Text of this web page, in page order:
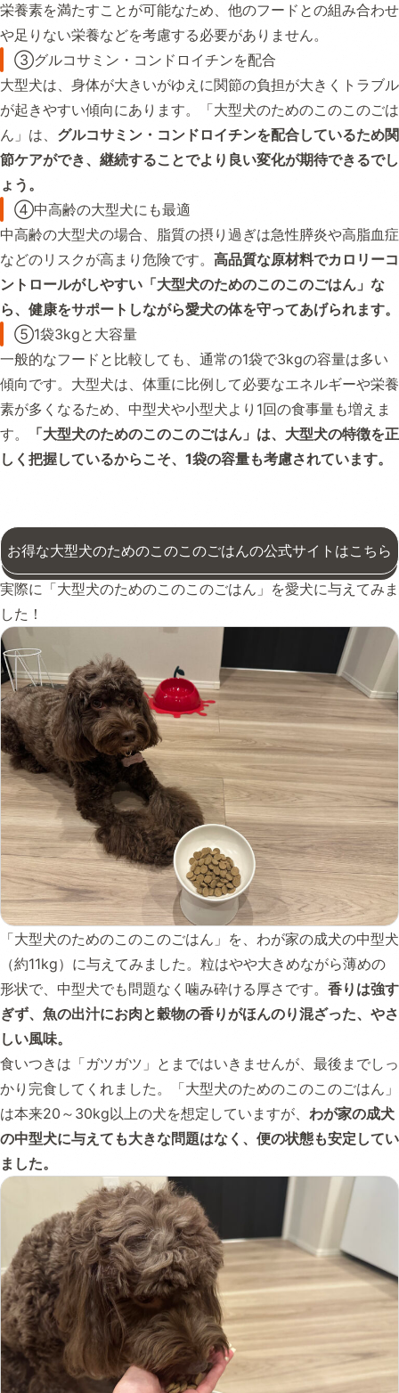
栄養素を満たすことが可能なため、他のフードとの組み合わせ
や足りない栄養などを考慮する必要がありません。
③グルコサミン・コンドロイチンを配合
大型犬は、身体が大きいがゆえに関節の負担が大きくトラブル
が起きやすい傾向にあります。「大型犬のためのこのこのごは
ん」は、 グルコサミン・コンドロイチンを配合しているため関
節ケアができ、継続することでより良い変化が期待できるでし
ょう。
④中高齢の大型犬にも最適
中高齢の大型犬の場合、脂質の摂り過ぎは急性膵炎や高脂血症
などのリスクが高まり危険です。 高品質な原材料でカロリーコ
ントロールがしやすい「大型犬のためのこのこのごはん」な
ら、健康をサポートしながら愛犬の体を守ってあげられます。
⑤1袋3kgと大容量
一般的なフードと比較しても、通常の1袋で3kgの容量は多い
傾向です。大型犬は、体重に比例して必要なエネルギーや栄養
素が多くなるため、中型犬や小型犬より1回の食事量も増えま
す。
「大型犬のためのこのこのごはん」は、大型犬の特徴を正
しく把握しているからこそ、1袋の容量も考慮されています。
お得な大型犬のためのこのこのごはんの公式サイトはこちら
実際に「大型犬のためのこのこのごはん」を愛犬に与えてみま
した！
「大型犬のためのこのこのごはん」を、わが家の成犬の中型犬
（約11kg）に与えてみました。粒はやや大きめながら薄めの
形状で、中型犬でも問題なく噛み砕ける厚さです。 香りは強す
ぎず、魚の出汁にお肉と穀物の香りがほんのり混ざった、やさ
しい風味。
食いつきは「ガツガツ」とまではいきませんが、最後までしっ
かり完食してくれました。「大型犬のためのこのこのごはん」
は本来20～30kg以上の犬を想定していますが、 わが家の成犬
の中型犬に与えても大きな問題はなく、便の状態も安定してい
ました。